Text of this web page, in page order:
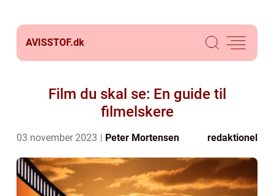
AVISSTOF.dk
Film du skal se: En guide til
filmelskere
03 november 2023 Peter Mortensen redaktionel